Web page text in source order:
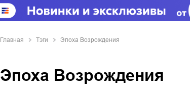
Главная Тэги Эпоха Возрождения
Эпоха Возрождения